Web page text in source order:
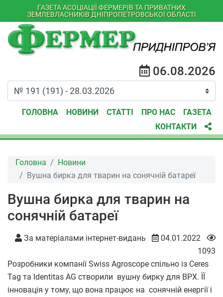
ГАЗЕТА АСОЦІАЦІЇ ФЕРМЕРІВ ТА ПРИВАТНИХ
ЗЕМЛЕВЛАСНИКІВ ДНІПРОПЕТРОВСЬКОЇ ОБЛАСТІ
06.08.2026
ГОЛОВНА НОВИНИ СТАТТІ ПРО НАС
ГАЗЕТА
КОНТАКТИ
Головна
Новини
Вушна бирка для тварин на сонячній батареї
Вушна бирка для тварин на
сонячній батареї
За матеріалами інтернет-видань
04.01.2022
1093
Розробники компанії Swiss Agroscope спільно із Ceres
Tag та Identitas AG створили вушну бирку для ВРХ. ЇЇ
інновація у тому, що вона працює на сонячній енергії і